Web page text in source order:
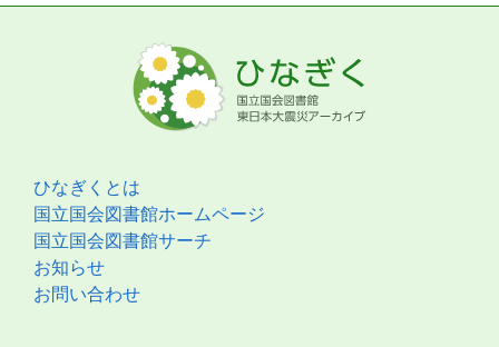
ひなぎくとは
国立国会図書館ホームページ
国立国会図書館サーチ
お知らせ
お問い合わせ